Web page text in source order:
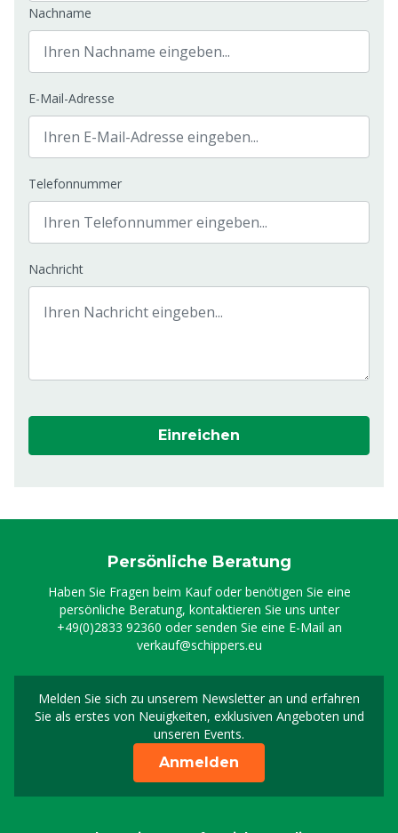
Nachname
E-Mail-Adresse
Telefonnummer
Nachricht
Einreichen
Persönliche Beratung
Haben Sie Fragen beim Kauf oder benötigen Sie eine
persönliche Beratung, kontaktieren Sie uns unter
+49(0)2833 92360 oder senden Sie eine E-Mail an
verkauf@schippers.eu
Melden Sie sich zu unserem Newsletter an und erfahren
Sie als erstes von Neuigkeiten, exklusiven Angeboten und
unseren Events.
Melden Sie sich für
Anmelden